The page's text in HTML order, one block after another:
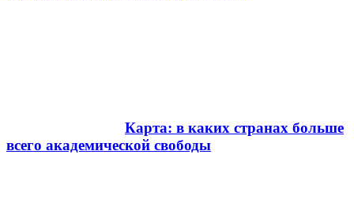
Карта: в каких странах больше
всего академической свободы